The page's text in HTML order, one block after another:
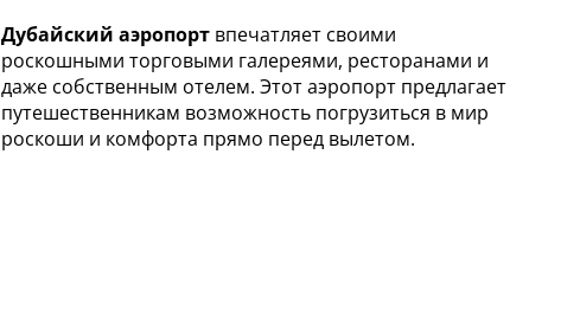
Дубайский аэропорт впечатляет своими
роскошными торговыми галереями, ресторанами и
даже собственным отелем. Этот аэропорт предлагает
путешественникам возможность погрузиться в мир
роскоши и комфорта прямо перед вылетом.